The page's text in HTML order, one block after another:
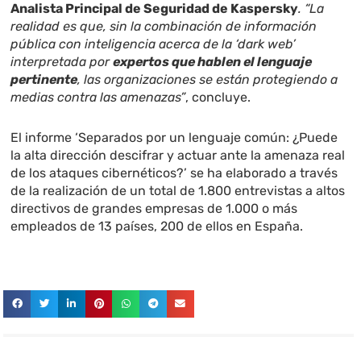
Analista Principal de Seguridad de Kaspersky. “La
realidad es que, sin la combinación de información
pública con inteligencia acerca de la ‘dark web’
interpretada porexpertos que hablen el lenguaje
pertinente, las organizaciones se están protegiendo a
medias contra las amenazas”, concluye.
El informe ‘Separados por un lenguaje común: ¿Puede
la alta dirección descifrar y actuar ante la amenaza real
de los ataques cibernéticos?’ se ha elaborado a través
de la realización de un total de 1.800 entrevistas a altos
directivos de grandes empresas de 1.000 o más
empleados de 13 países, 200 de ellos en España.